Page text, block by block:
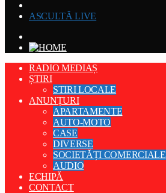
ASCULTĂ LIVE
RADIO MEDIAȘ
ȘTIRI
STIRI LOCALE
ANUNȚURI
APARTAMENTE
AUTO-MOTO
CASE
DIVERSE
SOCIETĂȚI COMERCIALE
AUDIO
ECHIPĂ
CONTACT